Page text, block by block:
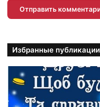
Избранные публикации
и
к